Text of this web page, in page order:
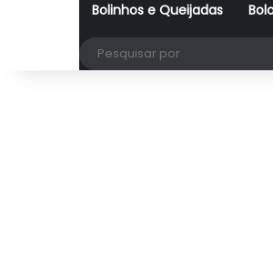
Bolinhos e Queijadas